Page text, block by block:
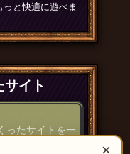
×
と快適に遊べま
サイト
ったサイトを一